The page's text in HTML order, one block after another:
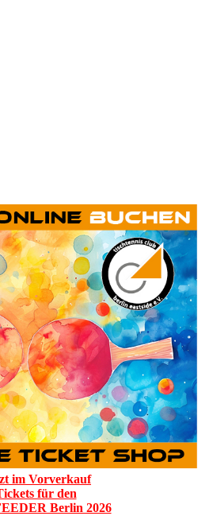
im Vorverkauf
für den
Berlin 2026